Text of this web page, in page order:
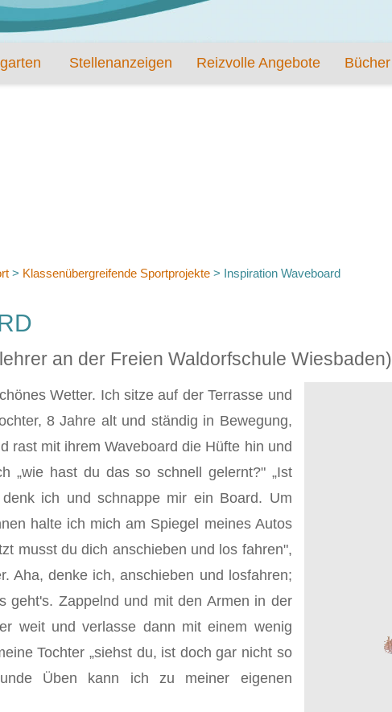
Stellenanzeigen Reizvolle Angebote Bücher
> Klassenübergreifende Sportprojekte > Inspiration Waveboard
an der Freien Waldorfschule Wiesbaden)
Wetter. Ich sitze auf der Terrasse und
8 Jahre alt und ständig in Bewegung,
rast mit ihrem Waveboard die Hüfte hin und
„wie hast du das so schnell gelernt?" „Ist
ich und schnappe mir ein Board. Um
halte ich mich am Spiegel meines Autos
musst du dich anschieben und los fahren",
Aha, denke ich, anschieben und losfahren;
geht's. Zappelnd und mit den Armen in der
weit und verlasse dann mit einem wenig
Tochter „siehst du, ist doch gar nicht so
Üben kann ich zu meiner eigenen